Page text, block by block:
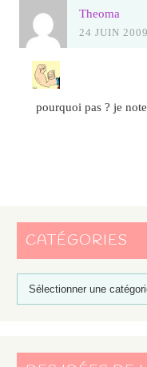
Theoma
24 JUIN
pourquoi pas ? je
CATÉGORIES